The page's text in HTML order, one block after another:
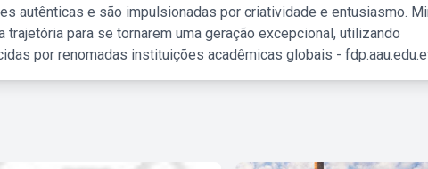
autênticas e são impulsionadas por criatividade e entusiasmo.
para se tornarem uma geração excepcional, utilizando
por renomadas instituições acadêmicas globais -